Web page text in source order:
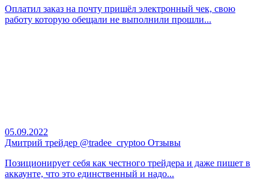
Оплатил заказ на почту пришёл электронный чек, свою
работу которую обещали не выполнили прошли...
05.09.2022
Дмитрий трейдер @tradee_cryptoo Отзывы
Позиционирует себя как честного трейдера и даже пишет в
аккаунте, что это единственный и надо...